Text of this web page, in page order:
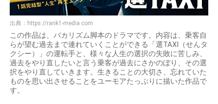
出典： https://rank1-media.com
この作品は、バカリズム脚本のドラマです。内容は、乗客自
らが望む過去まで連れていくことができる「選TAXI（せんタ
クシー）」の運転手と、様々な人生の選択の失敗に苦しみ、
過去をやり直したいと言う乗客が過去にさかのぼり、その選
択をやり直していきます。生きることの大切さ、忘れていた
ものを思い出させることをユーモアたっぷりに描いた作品で
す。